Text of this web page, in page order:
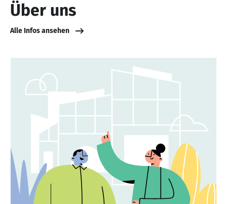
Über uns
Alle Infos ansehen